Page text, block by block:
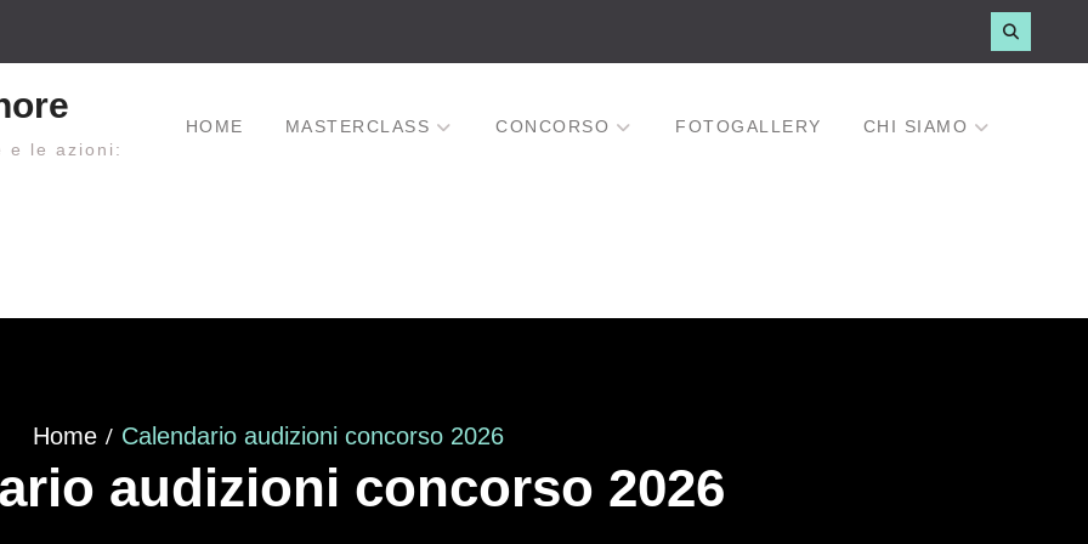
e le azioni:
HOME MASTERCLASS CONCORSO FOTOGALLERY CHI SIAMO
Home Calendario audizioni concorso 2026
audizioni concorso 2026